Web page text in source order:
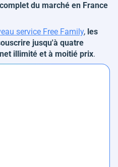
du marché en France
service Free Family, les
jusqu'à quatre
illimité et à moitié prix.